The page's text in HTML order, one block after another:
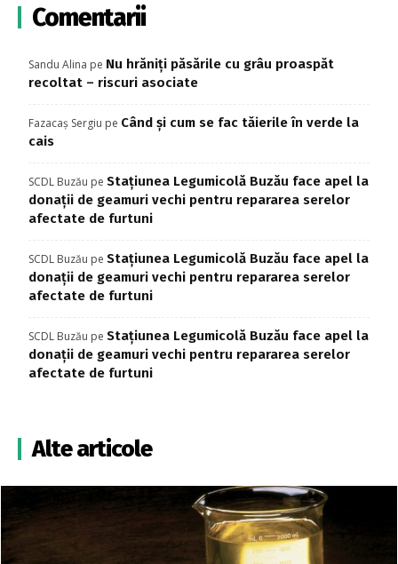
Comentarii
Sandu Alina pe Nu hrăniți păsările cu grâu proaspăt
recoltat – riscuri asociate
Fazacaș Sergiu pe Când și cum se fac tăierile în verde la
cais
SCDL Buzău pe Stațiunea Legumicolă Buzău face apel la
donații de geamuri vechi pentru repararea serelor
afectate de furtuni
SCDL Buzău pe Stațiunea Legumicolă Buzău face apel la
donații de geamuri vechi pentru repararea serelor
afectate de furtuni
SCDL Buzău pe Stațiunea Legumicolă Buzău face apel la
donații de geamuri vechi pentru repararea serelor
afectate de furtuni
Alte articole